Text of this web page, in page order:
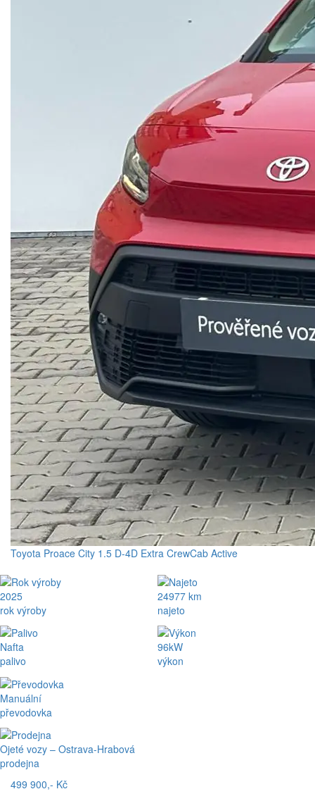
Toyota Proace City 1.5 D-4D Extra CrewCab Active
2025
rok výroby
Nafta
palivo
Manuální
převodovka
Ojeté vozy – Ostrava-Hrabová
prodejna
24977 km
najeto
96kW
výkon
499 900,- Kč